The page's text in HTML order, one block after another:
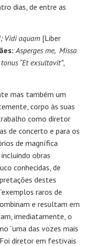
dias, de entre as
Vidi aquam [Liber
Asperges me, Missa
“Et exsultavit”,
mas também um
corpo às suas
como diretor
de concerto e para os
de magnífica
obras
conhecidas, de
destes
raros de
e resultam em
imediatamente, o
“uma das vozes mais
Foi diretor em festivais